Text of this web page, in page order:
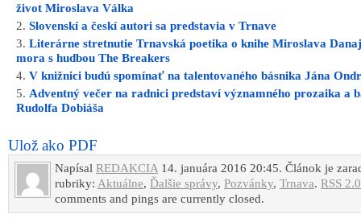
Pásmo si vypočujú stredoškoláci v podaní hercov
Palárika Barbory Bazsovej a Martina Križana,
hosťom je Marián Kokavec.
Osobnosť Miroslava Válka na úvod predstaví Pavol
– predseda Krajskej odbočky Spolku slovenských
v Trnave.
Informácie sprostredkovala Benjamína Jakubáčová z
Juraja Fándlyho.
Zdieľajte článok:
Facebook WhatsApp